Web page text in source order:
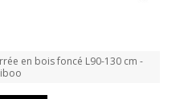
en bois foncé L90-130 cm -